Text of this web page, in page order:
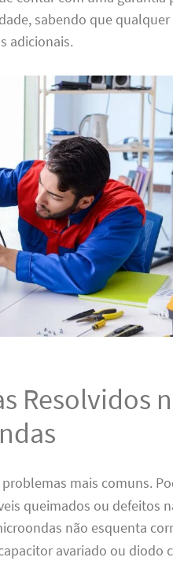
sabendo que
adicionais.
Resolvidos
mais comuns.
queimados ou defeitos
não esquenta
avariado ou diodo